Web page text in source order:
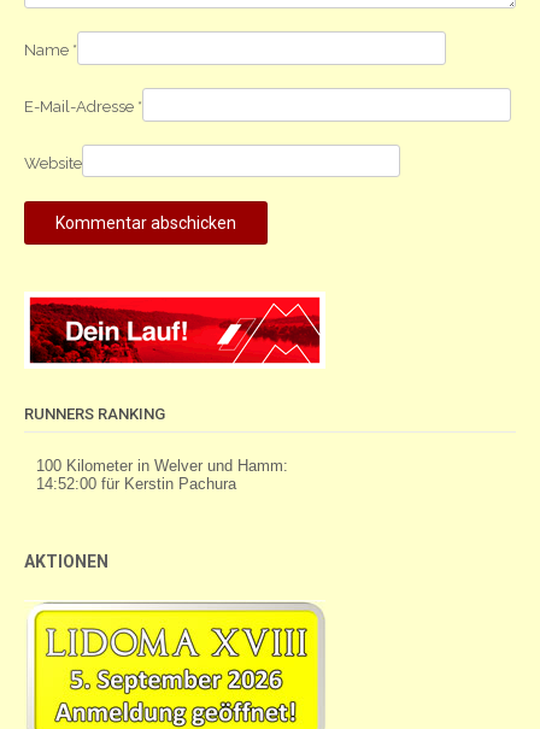
Name *
E-Mail-Adresse *
Website
RUNNERS RANKING
AKTIONEN